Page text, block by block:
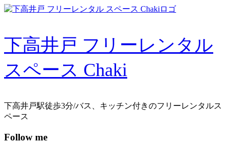
コ
ン
ツ
ス
プ
下高井戸 フリーレンタル
スペース Chaki
下高井戸駅徒歩3分/バス、キッチン付きのフリーレンタルス
ペース
Follow me